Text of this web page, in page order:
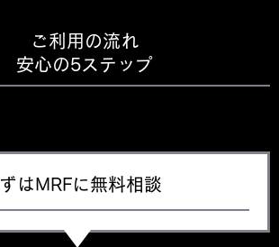
ご利用の流れ
安心の5ステップ
はMRFに無料相談